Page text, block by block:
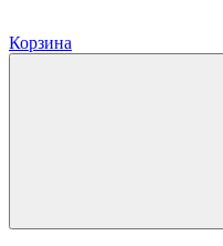
Корзина